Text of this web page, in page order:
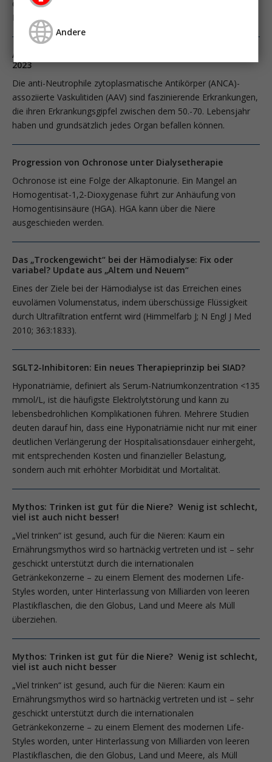
durch langsames, kontinuierliches Zystenwachstum beider
Nieren charakterisiert.
ANCA-assoziierte Vaskulitis: Diagnostik und Therapie
2023
Die anti-Neutrophile zytoplasmatische Antikörper (ANCA)-
assoziierte Vaskulitiden (AAV) sind faszinierende Erkrankungen,
die ihren Erkrankungsgipfel zwischen dem 50.-70. Lebensjahr
haben und grundsätzlich jedes Organ befallen können.
Progression von Ochronose unter Dialysetherapie
Ochronose ist eine Folge der Alkaptonurie. Ein Mangel an
Homogentisat-1,2-Dioxygenase führt zur Anhäufung von
Homogentisinsäure (HGA). HGA kann über die Niere
ausgeschieden werden.
Das „Trockengewicht“ bei der Hämodialyse: Fix oder
variabel? Update aus „Altem und Neuem“
Eines der Ziele bei der Hämodialyse ist das Erreichen eines
euvolämen Volumenstatus, indem überschüssige Flüssigkeit
durch Ultrafiltration entfernt wird (Himmelfarb J; N Engl J Med
2010; 363:1833).
SGLT2-Inhibitoren: Ein neues Therapieprinzip bei SIAD?
Hyponatriämie, definiert als Serum-Natriumkonzentration <135
mmol/L, ist die häufigste Elektrolytstörung und kann zu
lebensbedrohlichen Komplikationen führen. Mehrere Studien
deuten darauf hin, dass eine Hyponatriämie nicht nur mit einer
deutlichen Verlängerung der Hospitalisationsdauer einhergeht,
mit entsprechenden Kosten und finanzieller Belastung,
sondern auch mit erhöhter Morbidität und Mortalität.
Mythos: Trinken ist gut für die Niere? Wenig ist schlecht,
viel ist auch nicht besser!
„Viel trinken“ ist gesund, auch für die Nieren: Kaum ein
Ernährungsmythos wird so hartnäckig vertreten und ist – sehr
geschickt unterstützt durch die internationalen
Getränkekonzerne – zu einem Element des modernen Life-
Styles worden, unter Hinterlassung von Milliarden von leeren
Plastikflaschen, die den Globus, Land und Meere als Müll
überziehen.
Mythos: Trinken ist gut für die Niere? Wenig ist schlecht,
viel ist auch nicht besser
„Viel trinken“ ist gesund, auch für die Nieren: Kaum ein
Ernährungsmythos wird so hartnäckig vertreten und ist – sehr
geschickt unterstützt durch die internationalen
Getränkekonzerne – zu einem Element des modernen Life-
Styles worden, unter Hinterlassung von Milliarden von leeren
Plastikflaschen, die den Globus, Land und Meere, als Müll
Andere